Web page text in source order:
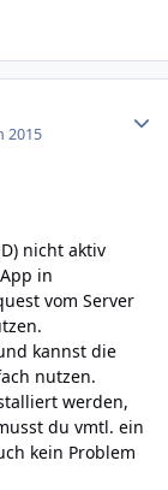
2015
nicht aktiv
in
vom Server
kannst die
nutzen.
werden,
du vmtl. ein
kein Problem